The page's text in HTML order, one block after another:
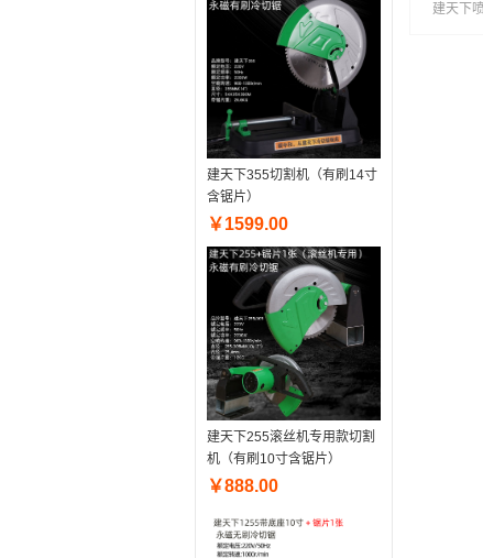
建天下355切割机（有刷14寸
含锯片）
￥1599.00
建天下255滚丝机专用款切割
机（有刷10寸含锯片）
￥888.00
10寸含
建天下